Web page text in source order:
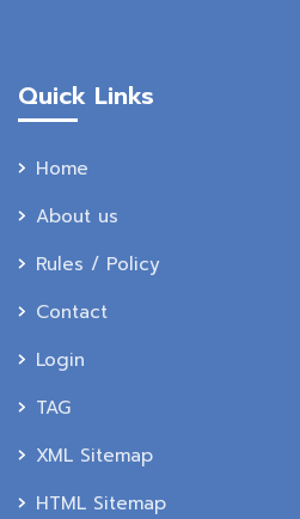
Quick Links
Home
About us
Rules / Policy
Contact
Login
TAG
XML Sitemap
HTML Sitemap